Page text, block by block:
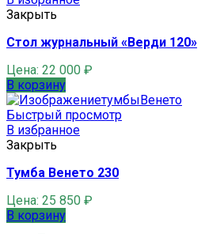
Закрыть
Стол журнальный «Верди 120»
Цена: 22 000 ₽
В корзину
Быстрый просмотр
В избранное
Закрыть
Тумба Венето 230
Цена: 25 850 ₽
В корзину